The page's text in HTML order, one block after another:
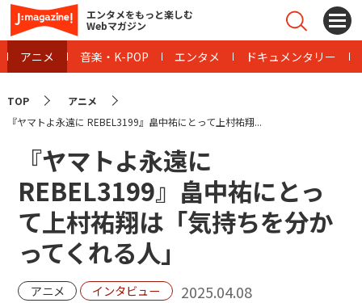
エンタメをもっと楽しむ
Webマガジン
アニメ 音楽・K-POP エンタメ ドキュメンタリー
TOP
アニメ
『ヤマトよ永遠に REBEL3199』畠中祐にとって上村祐翔...
『ヤマトよ永遠に
REBEL3199』畠中祐にとっ
て上村祐翔は「気持ちを分か
ってくれる人」
アニメ インタビュー 2025.04.08